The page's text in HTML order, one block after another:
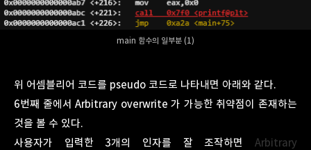
main 함수의 일부분 (1)
위 어셈블리어 코드를 pseudo 코드로 나타내면 아래와 같다.
6번째 줄에서 Arbitrary overwrite 가 가능한 취약점이 존재하는
것을 볼 수 있다.
사용자가 입력한 3개의 인자를 잘 조작하면 Arbitrary